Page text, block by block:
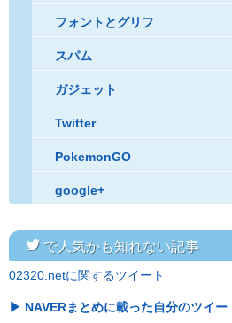
フォントとグリフ
スパム
ガジェット
Twitter
PokemonGO
google+
twitterで人気かも知れない記事
02320.netに関するツイート
NAVERまとめに載った自分のツイー